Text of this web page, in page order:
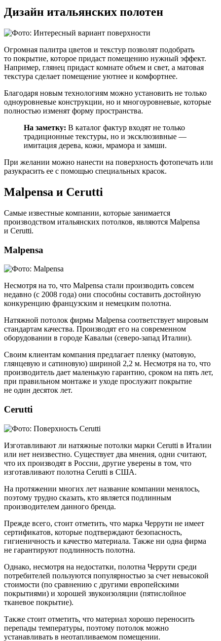
Дизайн итальянских полотен
Огромная палитра цветов и текстур позволят подобрать
то покрытие, которое придаст помещению нужный эффект.
Например, глянец придаст комнате объем и свет, а матовая
текстура сделает помещение уютнее и комфортнее.
Благодаря новым технологиям можно установить не только
одноуровневые конструкции, но и многоуровневые, которые
полностью изменят форму пространства.
На заметку: В каталог фактур входят не только
традиционные текстуры, но и эксклюзивные —
имитация дерева, кожи, мрамора и замши.
При желании можно нанести на поверхность фотопечать или
разукрасить ее с помощью специальных красок.
Malpensa и Cerutti
Самые известные компании, которые занимается
производством итальянских потолков, являются Malpensa
и Cerutti.
Malpensa
Несмотря на то, что Malpensa стали производить совсем
недавно (с 2008 года) они способны составить достойную
конкуренцию французским и немецким полотна.
Натяжной потолок фирмы Malpensa соответствует мировым
стандартам качества. Производят его на современном
оборудовании в городе Кавальи (северо-запад Италии).
Своим клиентам компания предлагает пленку (матовую,
глянцевую и сатиновую) шириной 2,2 м. Несмотря на то, что
производитель дает маленькую гарантию, сроком на пять лет,
при правильном монтаже и уходе прослужит покрытие
не один десяток лет.
Cerutti
Изготавливают ли натяжные потолки марки Cerutti в Италии
или нет неизвестно. Существует два мнения, одни считают,
что их производят в России, другие уверены в том, что
изготавливают полотна Cerutti в США.
На протяжении многих лет название компании менялось,
поэтому трудно сказать, кто является подлинным
производителем данного бренда.
Прежде всего, стоит отметить, что марка Черрути не имеет
сертификатов, которые подтверждают безопасность,
гигиеничность и качество материала. Также ни одна фирма
не гарантируют подлинность полотна.
Однако, несмотря на недостатки, полотна Черрути среди
потребителей пользуются популярностью за счет невысокой
стоимости (по сравнению с другими европейскими
покрытиями) и хорошей звукоизоляции (пятислойное
тканевое покрытие).
Также стоит отметить, что материал хорошо переносить
перепады температуры, поэтому потолок можно
устанавливать в неотапливаемом помещении.